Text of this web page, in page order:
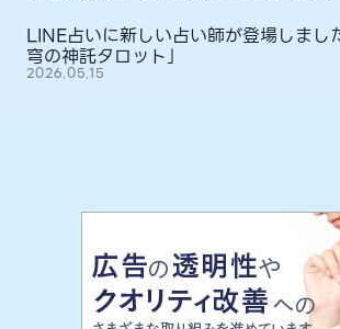
LINE占いに新しい占い師が登場しま
穹の神託タロット」
2026.05.15